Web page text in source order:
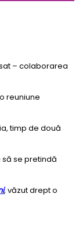
– colaborarea
reuniune
timp de două
se pretindă
, văzut drept o